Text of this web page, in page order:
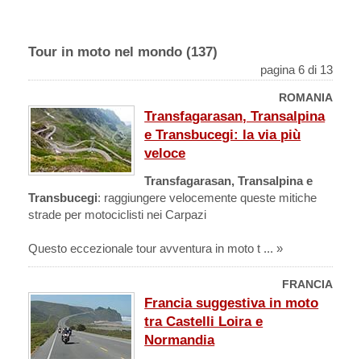
Tour in moto nel mondo (137)
pagina 6 di 13
ROMANIA
Transfagarasan, Transalpina
e Transbucegi: la via più
veloce
Transfagarasan, Transalpina e
Transbucegi: raggiungere velocemente queste mitiche
strade per motociclisti nei Carpazi
Questo eccezionale tour avventura in moto t ... »
FRANCIA
Francia suggestiva in moto
tra Castelli Loira e
Normandia